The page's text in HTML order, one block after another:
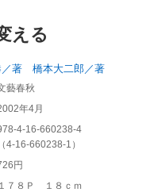
える
著 橋本大二郎／著
藝春秋
年4月
4-16-660238-4
（4-16-660238-1 ）
円
１７８Ｐ １８ｃｍ